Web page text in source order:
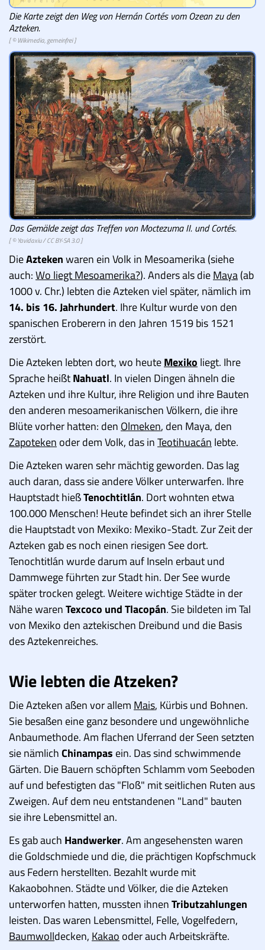
Die Karte zeigt den Weg von Hernán Cortés vom Ozean zu den
Azteken.
[ © Wikimedia, gemeinfrei ]
Das Gemälde zeigt das Treffen von Moctezuma II. und Cortés.
[ ©Yavidaxiu/CC BY-SA 3.0]
DieAztekenwaren ein Volk in Mesoamerika (siehe
auch:Wo liegt Mesoamerika?). Anders als dieMaya(ab
1000 v. Chr.) lebten die Azteken viel später, nämlich im
14. bis 16. Jahrhundert. Ihre Kultur wurde von den
spanischen Eroberern in den Jahren 1519 bis 1521
zerstört.
Die Azteken lebten dort, wo heuteMexiko liegt. Ihre
Sprache heißtNahuatl. In vielen Dingen ähneln die
Azteken und ihre Kultur, ihre Religion und ihre Bauten
den anderen mesoamerikanischen Völkern, die ihre
Blüte vorher hatten: den Olmeken, den Maya, den
Zapoteken oder dem Volk, das inTeotihuacán lebte.
Die Azteken waren sehr mächtig geworden. Das lag
auch daran, dass sie andere Völker unterwarfen. Ihre
Hauptstadt hießTenochtitlán. Dort wohnten etwa
100.000 Menschen! Heute befindet sich an ihrer Stelle
die Hauptstadt von Mexiko: Mexiko-Stadt. Zur Zeit der
Azteken gab es noch einen riesigen See dort.
Tenochtitlán wurde darum auf Inseln erbaut und
Dammwege führten zur Stadt hin. Der See wurde
später trocken gelegt. Weitere wichtige Städte in der
Nähe warenTexcoco und Tlacopán. Sie bildeten im Tal
von Mexiko den aztekischen Dreibund und die Basis
des Aztekenreiches.
Wie lebten die Atzeken?
Die Azteken aßen vor allem Mais, Kürbis und Bohnen.
Sie besaßen eine ganz besondere und ungewöhnliche
Anbaumethode. Am flachen Uferrand der Seen setzten
sie nämlichChinampas ein. Das sind schwimmende
Gärten. Die Bauern schöpften Schlamm vom Seeboden
auf und befestigten das "Floß" mit seitlichen Ruten aus
Zweigen. Auf dem neu entstandenen "Land" bauten
sie ihre Lebensmittel an.
Es gab auch Handwerker. Am angesehensten waren
die Goldschmiede und die, die prächtigen Kopfschmuck
aus Federn herstellten. Bezahlt wurde mit
Kakaobohnen. Städte und Völker, die die Azteken
unterworfen hatten, mussten ihnenTributzahlungen
leisten. Das waren Lebensmittel, Felle, Vogelfedern,
Baumwolldecken, Kakao oder auch Arbeitskräfte.